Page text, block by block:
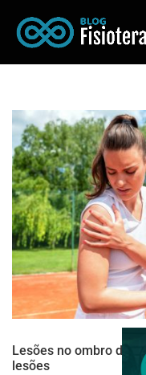
Lesões no ombro de
lesões